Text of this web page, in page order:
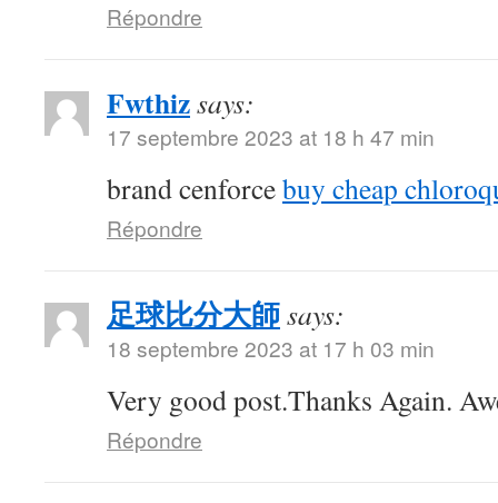
Répondre
Fwthizsays:
17 septembre 2023 at 18 h 47 min
brand cenforcebuy cheap
Répondre
足球比分大師says:
18 septembre 2023 at 17 h 03 min
Very good post.Thanks Again.
Répondre